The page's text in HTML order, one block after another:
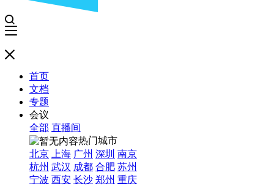
首页
文档
专题
会议
全部 直播间
热门城市
北京
上海 广州 深圳 南京
杭州 武汉 成都 合肥 苏州
宁波 西安 长沙 郑州 重庆